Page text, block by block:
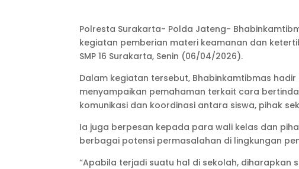
Polresta Surakarta- Polda Jateng-
kegiatan pemberian materi keamanan dan
SMP 16 Surakarta, Senin (06/04/2026).
Dalam kegiatan tersebut, Bhabinkamtibmas
menyampaikan pemahaman terkait cara
komunikasi dan koordinasi antara siswa, pihak
Ia juga berpesan kepada para wali kelas dan
berbagai potensi permasalahan di lingkungan
“Apabila terjadi suatu hal di sekolah,